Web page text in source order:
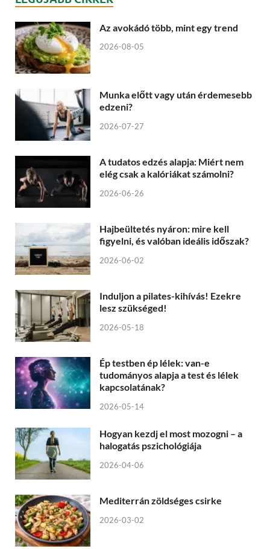
Az avokádó több, mint egy trend
2026-08-05
Munka előtt vagy után érdemesebb
edzeni?
2026-07-27
A tudatos edzés alapja: Miért nem
elég csak a kalóriákat számolni?
2026-06-26
Hajbeültetés nyáron: mire kell
figyelni, és valóban ideális időszak?
2026-06-02
Induljon a pilates-kihívás! Ezekre
lesz szükséged!
2026-05-18
Ép testben ép lélek: van-e
tudományos alapja a test és lélek
kapcsolatának?
2026-05-14
Hogyan kezdj el most mozogni – a
halogatás pszichológiája
2026-04-06
Mediterrán zöldséges csirke
2026-03-02